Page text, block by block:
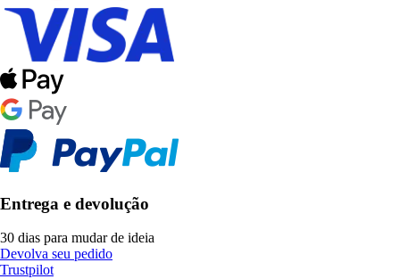
Entrega e devolução
30 dias para mudar de ideia
Devolva seu pedido
Trustpilot